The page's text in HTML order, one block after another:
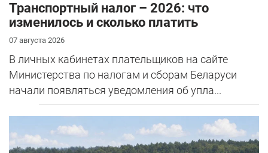
Транспортный налог – 2026: что
изменилось и сколько платить
07 августа 2026
В личных кабинетах плательщиков на сайте
Министерства по налогам и сборам Беларуси
начали появляться уведомления об упла...